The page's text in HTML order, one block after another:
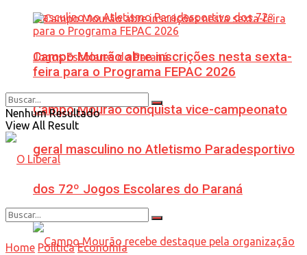
Campo Mourão conquista vice-campeonato
geral masculino no Atletismo Paradesportivo
dos 72º Jogos Escolares do Paraná
Campo Mourão abre inscrições nesta sexta-
feira para o Programa FEPAC 2026
Nenhum Resultado
View All Result
Home Política Economia